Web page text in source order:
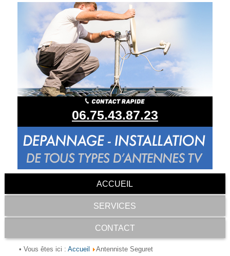
06.75.43.87.23
ACCUEIL
SERVICES
CONTACT
• Vous êtes ici : Accueil Antenniste Seguret